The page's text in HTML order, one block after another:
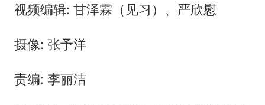
视频编辑: 甘泽霖（见习）、严欣慰
摄像: 张予洋
责编: 李丽洁